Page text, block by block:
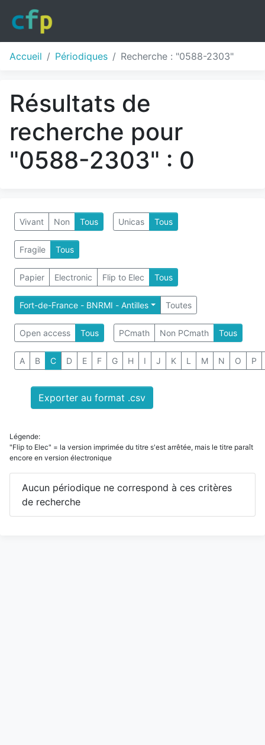
Accueil Périodiques Recherche : "0588-2303"
Résultats de
recherche pour
"0588-2303" : 0
Vivant Non Tous Unicas Tous
Fragile Tous
Papier Electronic Flip to Elec Tous
Fort-de-France - BNRMI - Antilles Toutes
Open access Tous PCmath Non PCmath Tous
A B C D E F G H I J K L M N O P
Exporter au format .csv
Légende:
"Flip to Elec" = la version imprimée du titre s'est arrêtée, mais le titre paraît
encore en version électronique
Aucun périodique ne correspond à ces critères
de recherche